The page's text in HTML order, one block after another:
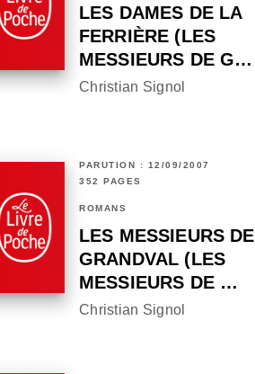
LES DAMES DE LA
FERRIÈRE (LES
MESSIEURS DE G…
Christian Signol
PARUTION : 12/09/2007
352 PAGES
ROMANS
LES MESSIEURS DE
GRANDVAL (LES
MESSIEURS DE …
Christian Signol